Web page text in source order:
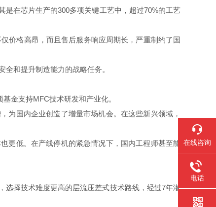
在芯片生产的300多项关键工艺中，超过70%的工艺
价格高昂，而且售后服务响应周期长，严重制约了国
和提升制造能力的战略任务。
金支持MFC技术研发和产业化。
为国内企业创造了增量市场机会。在这些新兴领域，
更低。在产线停机的紧急情况下，国内工程师甚至能
选择技术难度更高的层流压差式技术路线，经过7年潜
在线咨询
电话